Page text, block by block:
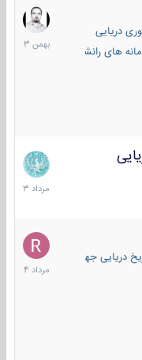
دریایی
های رانشی دریایی
6
بهمن
1403
2
مرداد
1403
دریایی جهان
16
مرداد
1404